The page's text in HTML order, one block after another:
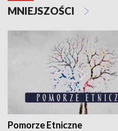
MNIEJSZOŚCI
Pomorze Etniczne